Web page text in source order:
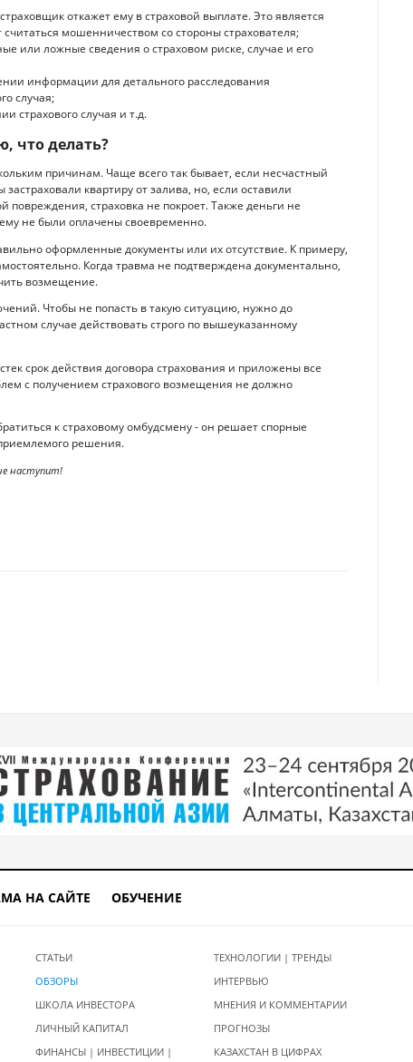
откажет ему в страховой выплате. Это является
мошенничеством со стороны страхователя;
или ложные сведения о страховом риске, случае и его
информации для детального расследования
случая;
страхового случая и т.д.
что делать?
причинам. Чаще всего так бывает, если несчастный
квартиру от залива, но, если оставили
страховка не покроет. Также деньги не
не были оплачены своевременно.
оформленные документы или их отсутствие. К примеру,
Когда травма не подтверждена документально,
возмещение.
Чтобы не попасть в такую ситуацию, нужно до
случае действовать строго по вышеуказанному
срок действия договора страхования и приложены все
с получением страхового возмещения не должно
к страховому омбудсмену - он решает спорные
решения.
наступит!
НА САЙТЕ ОБУЧЕНИЕ
СТАТЬИ
ОБЗОРЫ
ШКОЛА ИНВЕСТОРА
ЛИЧНЫЙ КАПИТАЛ
ФИНАНСЫ | ИНВЕСТИЦИИ |
ТЕХНОЛОГИИ | ТРЕНДЫ
ИНТЕРВЬЮ
МНЕНИЯ И КОММЕНТАРИИ
ПРОГНОЗЫ
КАЗАХСТАН В ЦИФРАХ